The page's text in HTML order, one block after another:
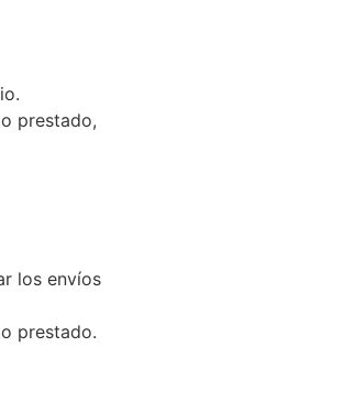
prestado,
los envíos
prestado.